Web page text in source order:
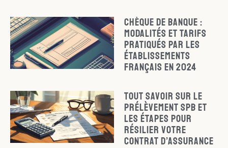
Chèque de banque :
modalités et tarifs
pratiqués par les
établissements
français en 2024
Tout savoir sur le
prélèvement SPB et
les étapes pour
résilier votre
contrat d’assurance